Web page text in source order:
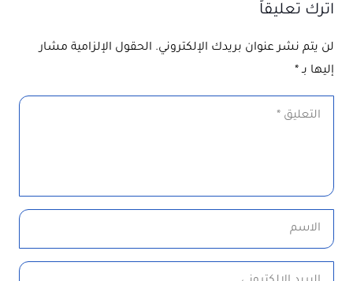
اترك تعليقاً
لن يتم نشر عنوان بريدك الإلكتروني. الحقول الإلزامية مشار
إليها بـ*